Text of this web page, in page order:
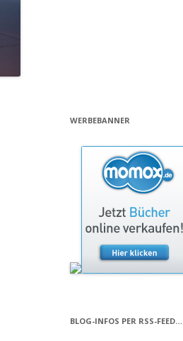
WERBEBANNER
BLOG-INFOS PER RSS-FEED…